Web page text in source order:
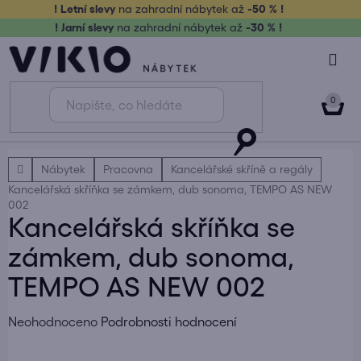
obsah
! Letní slevy na zahradní nábytek až-50 % !
! Jarní slevy na zahradní nábytek až -30 % !
DomůNábytek Pracovna
Kancelářské skříně a regály
Kancelářská skříňka se zámkem, dub sonoma, TEMPO AS NEW
002
Kancelářská skříňka se
zámkem, dub sonoma,
TEMPO AS NEW 002
Průměrné
Neohodnoceno Podrobnosti hodnocení